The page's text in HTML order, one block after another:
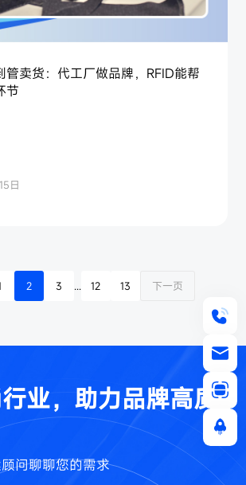
管卖货：代工厂做品牌，RFID能帮
节
日
2 3 ... 12 13 下一页
业，助力品牌高质
问聊聊您的需求